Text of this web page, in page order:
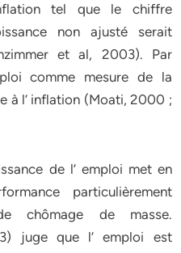
tel que le chiffre
non ajusté serait
et al, 2003). Par
comme mesure de la
à l’ inflation (Moati, 2000 ;
de l’ emploi met en
particulièrement
chômage de masse.
juge que l’ emploi est